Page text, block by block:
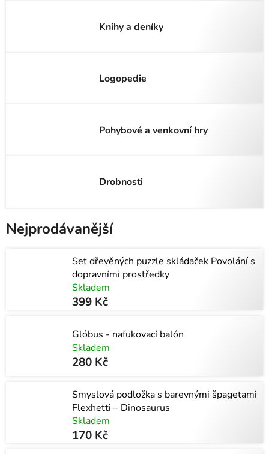
Knihy a deníky
Logopedie
Pohybové a venkovní hry
Drobnosti
Nejprodávanější
Set dřevěných puzzle skládaček Povolání s
dopravními prostředky
Skladem
399 Kč
Glóbus - nafukovací balón
Skladem
280 Kč
Smyslová podložka s barevnými špagetami
Flexhetti – Dinosaurus
Skladem
170 Kč